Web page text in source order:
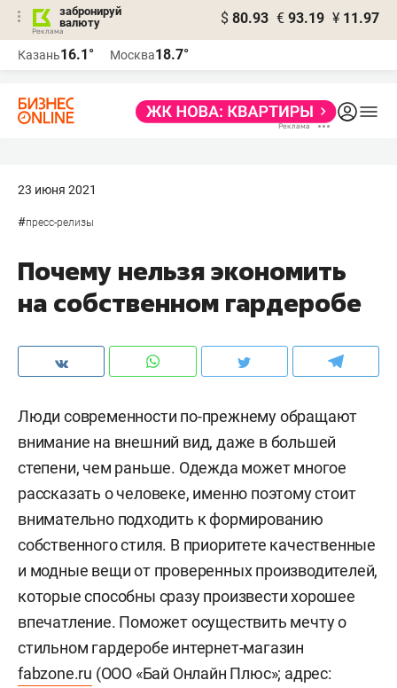
забронируй
валюту
$ 80.93 € 93.19 ¥ 11.97
Казань16.1° Москва18.7°
23 июня 2021
#пресс-релизы
Почему нельзя экономить
на собственном гардеробе
Люди современности по-прежнему обращают
внимание на внешний вид, даже в большей
степени, чем раньше. Одежда может многое
рассказать о человеке, именно поэтому стоит
внимательно подходить к формированию
собственного стиля. В приоритете качественные
и модные вещи от проверенных производителей,
которые способны сразу произвести хорошее
впечатление. Поможет осуществить мечту о
стильном гардеробе интернет-магазин
fabzone.ru (ООО «Бай Онлайн Плюс»; адрес: